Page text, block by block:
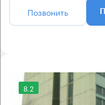
Позвонить
8.2